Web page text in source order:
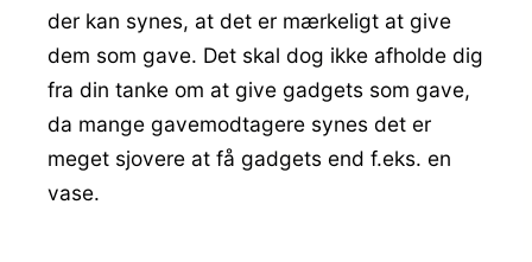
der kan synes, at det er mærkeligt at give
dem som gave. Det skal dog ikke afholde dig
fra din tanke om at give gadgets som gave,
da mange gavemodtagere synes det er
meget sjovere at få gadgets end f.eks. en
vase.